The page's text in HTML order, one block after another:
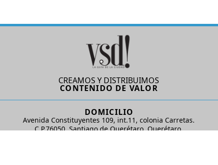
CREAMOS Y DISTRIBUIMOS
CONTENIDO DE VALOR
DOMICILIO
Avenida Constituyentes 109, int.11, colonia Carretas.
C.P.76050. Santiago de Querétaro, Querétaro.